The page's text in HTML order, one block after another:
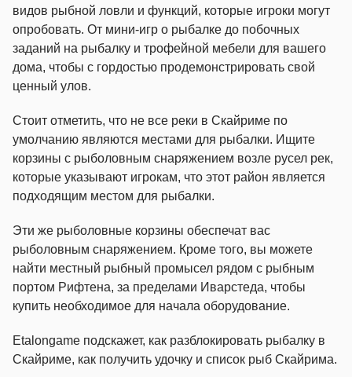
видов рыбной ловли и функций, которые игроки могут
опробовать. От мини-игр о рыбалке до побочных
заданий на рыбалку и трофейной мебели для вашего
дома, чтобы с гордостью продемонстрировать свой
ценный улов.
Стоит отметить, что не все реки в Скайриме по
умолчанию являются местами для рыбалки. Ищите
корзины с рыболовным снаряжением возле русел рек,
которые указывают игрокам, что этот район является
подходящим местом для рыбалки.
Эти же рыболовные корзины обеспечат вас
рыболовным снаряжением. Кроме того, вы можете
найти местный рыбный промысел рядом с рыбным
портом Рифтена, за пределами Иварстеда, чтобы
купить необходимое для начала оборудование.
Etalongame подскажет, как разблокировать рыбалку в
Скайриме, как получить удочку и список рыб Скайрима.